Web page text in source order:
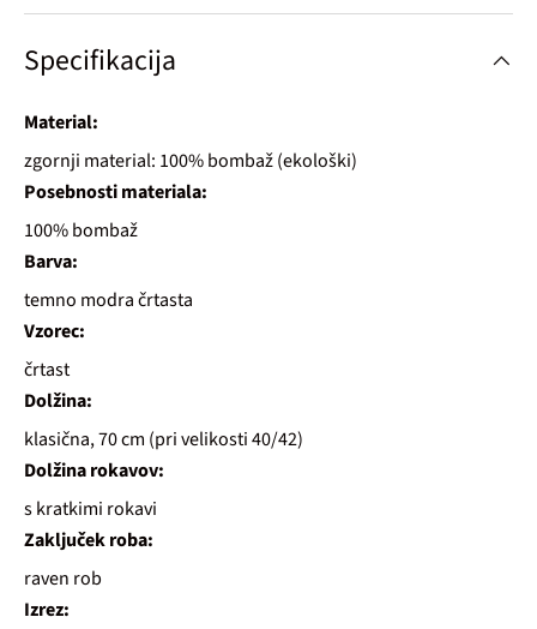
Specifikacija
Material:
zgornji material: 100% bombaž (ekološki)
Posebnosti materiala:
100% bombaž
Barva:
temno modra črtasta
Vzorec:
črtast
Dolžina:
klasična, 70 cm (pri velikosti 40/42)
Dolžina rokavov:
s kratkimi rokavi
Zaključek roba:
raven rob
Izrez: